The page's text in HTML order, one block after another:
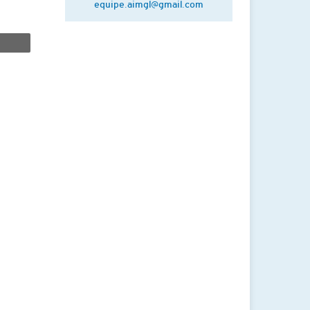
equipe.aimgl@gmail.com